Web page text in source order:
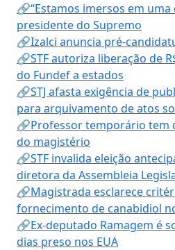
🔗“Estamos imersos em uma
presidente do Supremo
🔗Izalci anuncia pré-
🔗STF autoriza liberação de
do Fundef a estados
🔗STJ afasta exigência de
para arquivamento de atos
🔗Professor temporário tem
do magistério
🔗STF invalida eleição
diretora da Assembleia
🔗Magistrada esclarece
fornecimento de canabidiol
🔗Ex-deputado Ramagem é
dias preso nos EUA